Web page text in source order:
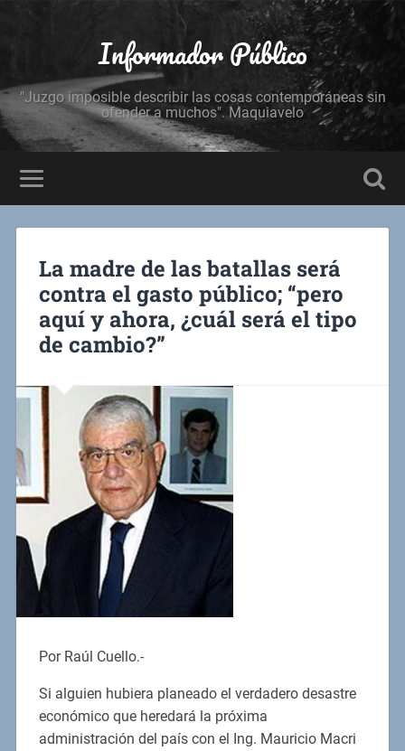
Informador Público
"Juzgo imposible describir las cosas contemporáneas sin
ofender a muchos". Maquiavelo
La madre de las batallas será
contra el gasto público; “pero
aquí y ahora, ¿cuál será el tipo
de cambio?”
Por Raúl Cuello.-
Si alguien hubiera planeado el verdadero desastre
económico que heredará la próxima
administración del país con el Ing. Mauricio Macri